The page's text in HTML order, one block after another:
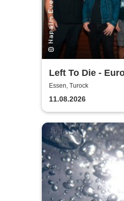
Left To Die -
Essen, Turock
11.08.2026